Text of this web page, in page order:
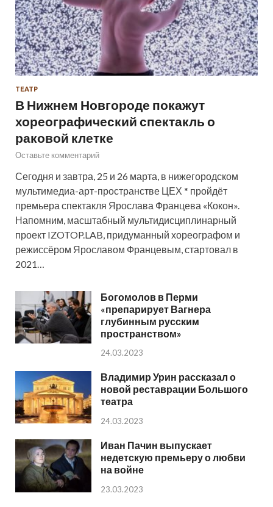
ТЕАТР
В Нижнем Новгороде покажут
хореографический спектакль о
раковой клетке
Оставьте комментарий
Сегодня и завтра, 25 и 26 марта, в нижегородском
мультимедиа-арт-пространстве ЦЕХ * пройдёт
премьера спектакля Ярослава Францева «Кокон».
Напомним, масштабный мультидисциплинарный
проект IZOTOP.LAB, придуманный хореографом и
режиссёром Ярославом Францевым, стартовал в
2021…
Богомолов в Перми
«препарирует Вагнера
глубинным русским
пространством»
24.03.2023
Владимир Урин рассказал о
новой реставрации Большого
театра
24.03.2023
Иван Пачин выпускает
недетскую премьеру о любви
на войне
23.03.2023